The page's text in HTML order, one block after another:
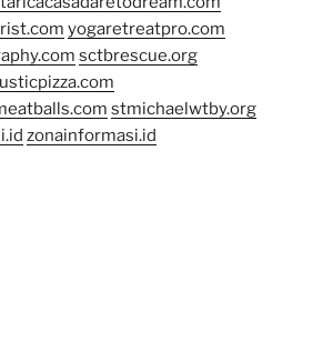
yogaretreatpro.com
sctbrescue.org
stmichaelwtby.org
zonainformasi.id